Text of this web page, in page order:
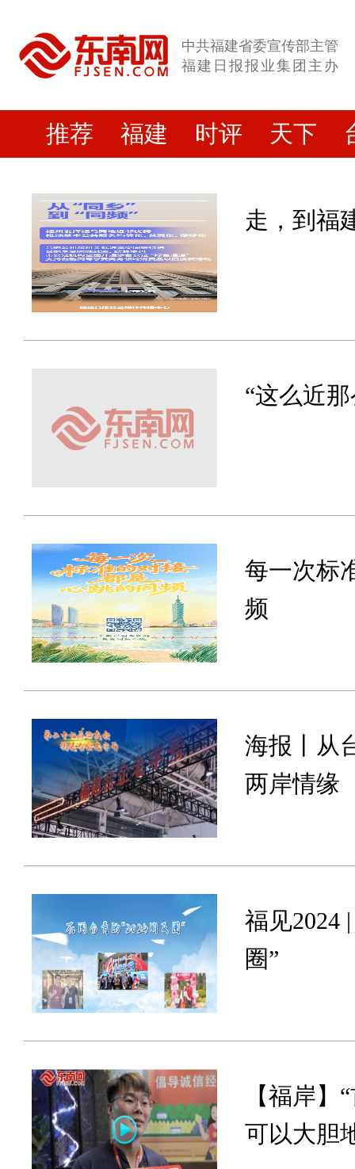
中共福建省委宣传部主管
福建日报报业集团主办
推荐 福建 时评 天下
走，到福
“这么近
每一次标
频
海报丨从
两岸情缘
福见2024
圈”
【福岸】
可以大胆